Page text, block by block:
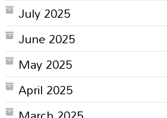
July 2025
June 2025
May 2025
April 2025